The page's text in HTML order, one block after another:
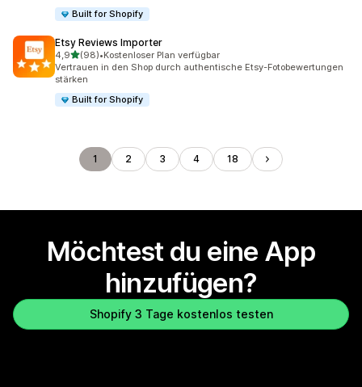
Built for Shopify
Etsy Reviews Importer
4,9von 5 Sternen
(98)
98 Rezensionen insgesamt
•Kostenloser Plan verfügbar
Vertrauen in den Shop durch authentische Etsy-Fotobewertungen
stärken
Built for Shopify
1 2 3 4 18
Möchtest du eine App
hinzufügen?
Shopify 3 Tage kostenlos testen